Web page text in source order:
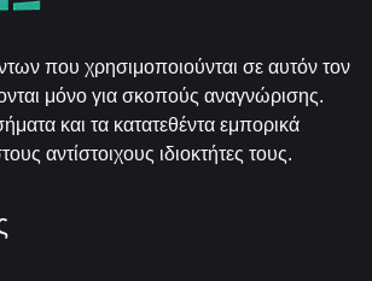
που χρησιμοποιούνται σε αυτόν τον
μόνο για σκοπούς αναγνώρισης.
και τα κατατεθέντα εμπορικά
αντίστοιχους ιδιοκτήτες τους.